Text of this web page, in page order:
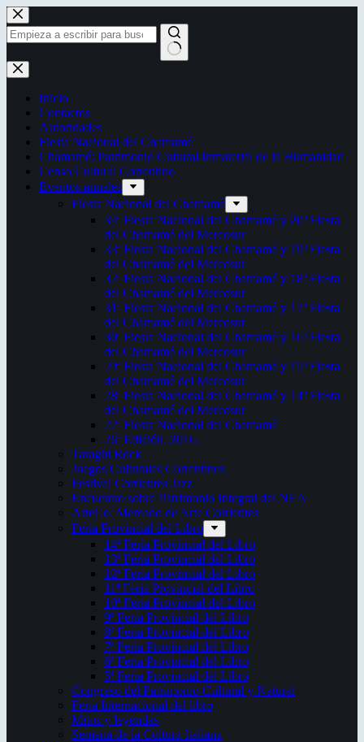
Saltar
al
contenido
Sin
resultados
Inicio
Contactos
Autoridades
Fiesta Nacional del Chamamé
Chamamé: Patrimonio Cultural Inmaterial de la Humanidad
Censo Cultural Correntino
Eventos anuales
Fiesta Nacional del Chamamé
34ª Fiesta Nacional del Chamamé y 20ª Fiesta
del Chamamé del Mercosur
33ª Fiesta Nacional del Chamamé y 19ª Fiesta
del Chamamé del Mercosur
32ª Fiesta Nacional del Chamamé y 18ª Fiesta
del Chamamé del Mercosur
31ª Fiesta Nacional del Chamamé y 17ª Fiesta
del Chamamé del Mercosur
30ª Fiesta Nacional del Chamamé y 16ª Fiesta
del Chamamé del Mercosur
29ª Fiesta Nacional del Chamamé y 15ª Fiesta
del Chamamé del Mercosur
28ª Fiesta Nacional del Chamamé y 14ª Fiesta
del Chamamé del Mercosur
27ª Fiesta Nacional del Chamamé
26ª Edición. 2016.
Taragüi Rock
Juegos Culturales Correntinos
Festival Corrientes Jazz
Encuentro sobre Patrimonio Integral del NEA
ArteCo. Mercado de Arte Corrientes
Feria Provincial del Libro
14ª Feria Provincial del Libro
13ª Feria Provincial del Libro
12ª Feria Provincial del Libro
11ª Feria Provincial del Libro
10ª Feria Provincial del Libro
9ª Feria Provincial del Libro
8ª Feria Provincial del Libro
7ª Feria Provincial del Libro
6ª Feria Provincial del Libro
5ª Feria Provincial del Libro
Congreso del Patrimonio Cultural y Natural
Feria Internacional del libro
Mitos y leyendas
Semana de la Cultura Italiana